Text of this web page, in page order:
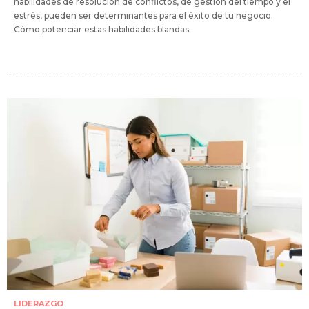
estrés, pueden ser determinantes para el éxito de tu negocio.
Cómo potenciar estas habilidades blandas.
LIDERAZGO